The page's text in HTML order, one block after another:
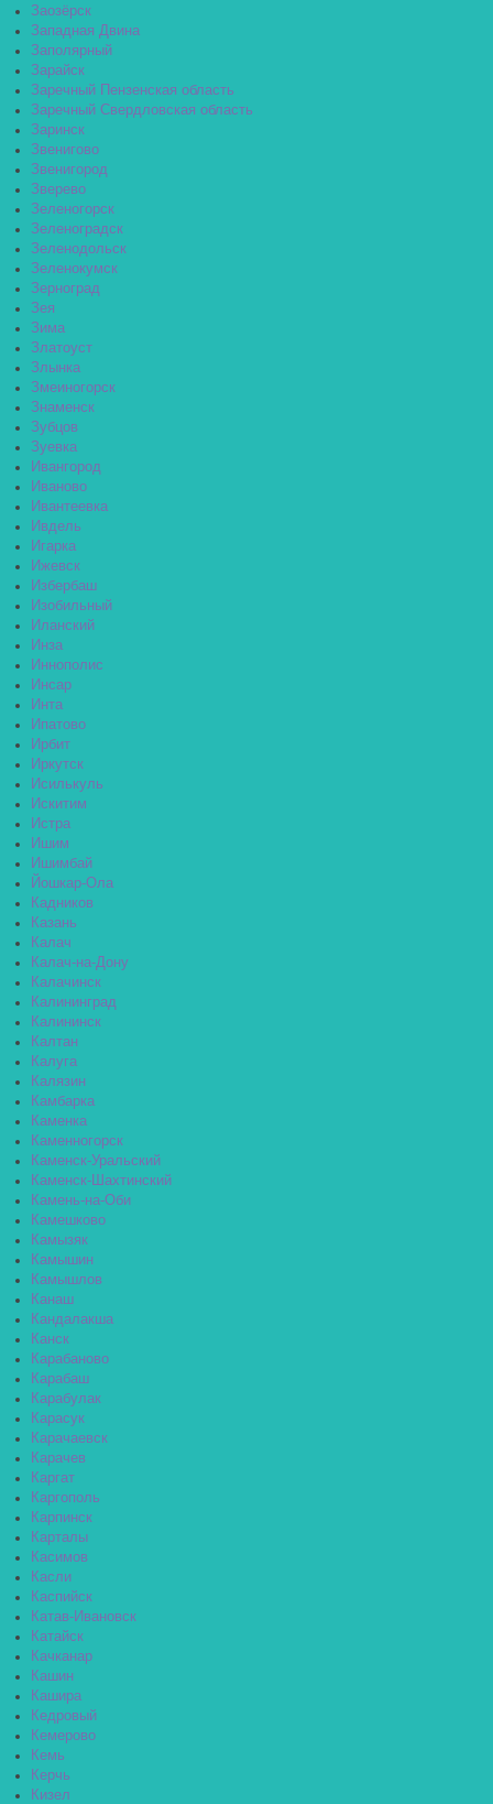
Заозёрск
Западная Двина
Заполярный
Зарайск
Заречный Пензенская область
Заречный Свердловская область
Заринск
Звенигово
Звенигород
Зверево
Зеленогорск
Зеленоградск
Зеленодольск
Зеленокумск
Зерноград
Зея
Зима
Златоуст
Злынка
Змеиногорск
Знаменск
Зубцов
Зуевка
Ивангород
Иваново
Ивантеевка
Ивдель
Игарка
Ижевск
Избербаш
Изобильный
Иланский
Инза
Иннополис
Инсар
Инта
Ипатово
Ирбит
Иркутск
Исилькуль
Искитим
Истра
Ишим
Ишимбай
Йошкар-Ола
Кадников
Казань
Калач
Калач-на-Дону
Калачинск
Калининград
Калининск
Калтан
Калуга
Калязин
Камбарка
Каменка
Каменногорск
Каменск-Уральский
Каменск-Шахтинский
Камень-на-Оби
Камешково
Камызяк
Камышин
Камышлов
Канаш
Кандалакша
Канск
Карабаново
Карабаш
Карабулак
Карасук
Карачаевск
Карачев
Каргат
Каргополь
Карпинск
Карталы
Касимов
Касли
Каспийск
Катав-Ивановск
Катайск
Качканар
Кашин
Кашира
Кедровый
Кемерово
Кемь
Керчь
Кизел